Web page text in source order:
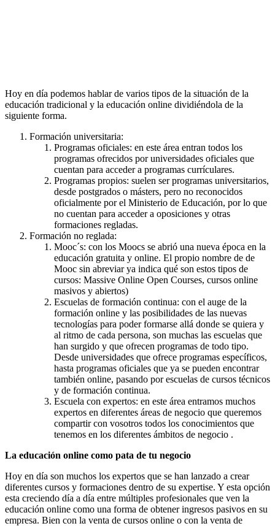
Hoy en día podemos hablar de varios tipos de la situación de la
educación tradicional y la educación online dividiéndola de la
siguiente forma.
Formación universitaria:
Programas oficiales: en este área entran todos los
programas ofrecidos por universidades oficiales que
cuentan para acceder a programas currículares.
Programas propios: suelen ser programas universitarios,
desde postgrados o másters, pero no reconocidos
oficialmente por el Ministerio de Educación, por lo que
no cuentan para acceder a oposiciones y otras
formaciones regladas.
Formación no reglada:
Mooc´s: con los Moocs se abrió una nueva época en la
educación gratuita y online. El propio nombre de de
Mooc sin abreviar ya indica qué son estos tipos de
cursos: Massive Online Open Courses, cursos online
masivos y abiertos)
Escuelas de formación continua: con el auge de la
formación online y las posibilidades de las nuevas
tecnologías para poder formarse allá donde se quiera y
al ritmo de cada persona, son muchas las escuelas que
han surgido y que ofrecen programas de todo tipo.
Desde universidades que ofrece programas específicos,
hasta programas oficiales que ya se pueden encontrar
también online, pasando por escuelas de cursos técnicos
y de formación continua.
Escuela con expertos: en este área entramos muchos
expertos en diferentes áreas de negocio que queremos
compartir con vosotros todos los conocimientos que
tenemos en los diferentes ámbitos de negocio .
La educación online como pata de tu negocio
Hoy en día son muchos los expertos que se han lanzado a crear
diferentes cursos y formaciones dentro de su expertise. Y esta opción
esta creciendo día a día entre múltiples profesionales que ven la
educación online como una forma de obtener ingresos pasivos en su
empresa. Bien con la venta de cursos online o con la venta de